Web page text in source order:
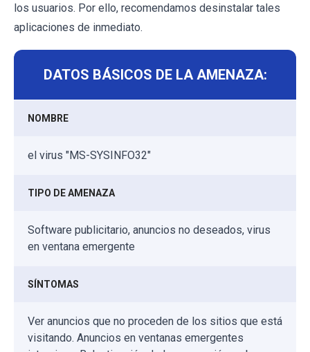
los usuarios. Por ello, recomendamos desinstalar tales
aplicaciones de inmediato.
DATOS BÁSICOS DE LA AMENAZA:
NOMBRE
el virus "MS-SYSINFO32"
TIPO DE AMENAZA
Software publicitario, anuncios no deseados, virus
en ventana emergente
SÍNTOMAS
Ver anuncios que no proceden de los sitios que está
visitando. Anuncios en ventanas emergentes